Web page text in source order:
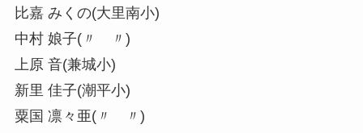
比嘉 みくの(大里南小)
中村 娘子(〃 〃)
上原 音(兼城小)
新里 佳子(潮平小)
粟国 凛々亜(〃 〃)